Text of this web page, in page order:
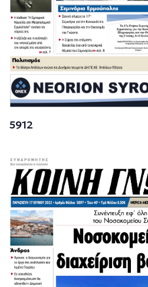
5912